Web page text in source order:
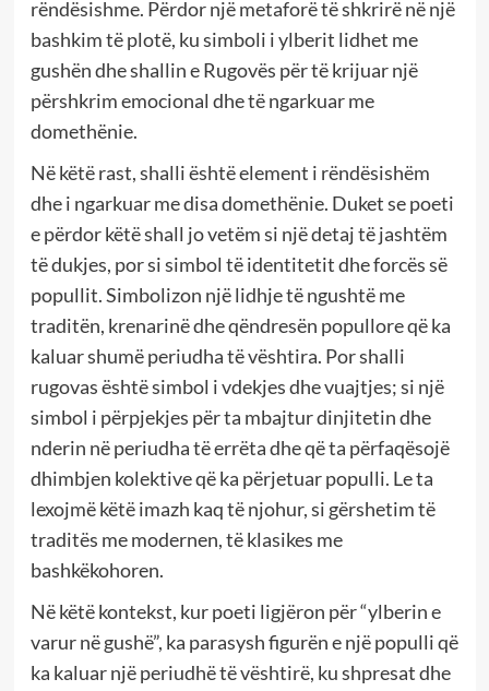
rëndësishme. Përdor një metaforë të shkrirë në një
bashkim të plotë, ku simboli i ylberit lidhet me
gushën dhe shallin e Rugovës për të krijuar një
përshkrim emocional dhe të ngarkuar me
domethënie.
Në këtë rast, shalli është element i rëndësishëm
dhe i ngarkuar me disa domethënie. Duket se poeti
e përdor këtë shall jo vetëm si një detaj të jashtëm
të dukjes, por si simbol të identitetit dhe forcës së
popullit. Simbolizon një lidhje të ngushtë me
traditën, krenarinë dhe qëndresën popullore që ka
kaluar shumë periudha të vështira. Por shalli
rugovas është simbol i vdekjes dhe vuajtjes; si një
simbol i përpjekjes për ta mbajtur dinjitetin dhe
nderin në periudha të errëta dhe që ta përfaqësojë
dhimbjen kolektive që ka përjetuar populli. Le ta
lexojmë këtë imazh kaq të njohur, si gërshetim të
traditës me modernen, të klasikes me
bashkëkohoren.
Në këtë kontekst, kur poeti ligjëron për “ylberin e
varur në gushë”, ka parasysh figurën e një populli që
ka kaluar një periudhë të vështirë, ku shpresat dhe